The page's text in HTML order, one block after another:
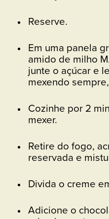
Reserve.
Em uma panela
amido de milho
junte o açúcar e
mexendo
Cozinhe por 2
mexer.
Retire do fogo,
reservada e
Divida o creme
Adicione o